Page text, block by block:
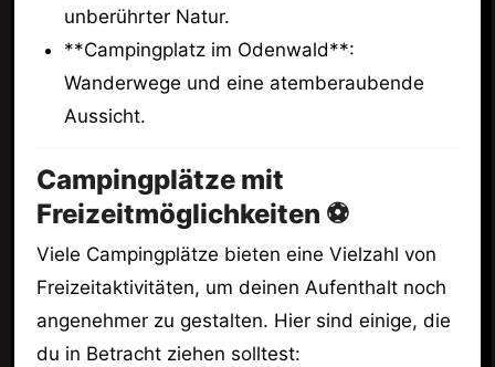
unberührter Natur.
**Campingplatz im Odenwald**:
Wanderwege und eine atemberaubende
Aussicht.
Campingplätze mit
Freizeitmöglichkeiten ⚽
Viele Campingplätze bieten eine Vielzahl von
Freizeitaktivitäten, um deinen Aufenthalt noch
angenehmer zu gestalten. Hier sind einige, die
du in Betracht ziehen solltest: